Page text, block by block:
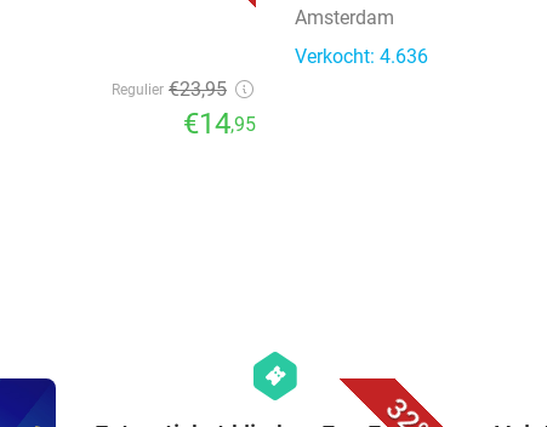
Regulier €23,95
€14,95
Amsterdam
Verkocht: 4.636
hexagon
events